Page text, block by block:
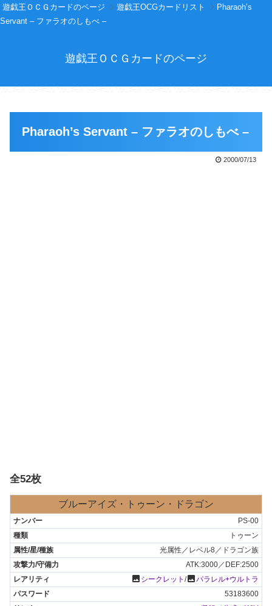
遊戯王ＯＣＧカードのページ 遊戯王OCGカードリスト
Pharaoh’s
Servant – ファラオのしもべ –
遊戯王ＯＣＧカードのページ
Pharaoh’s Servant – ファラオのしもべ –
2000/07/13
全52枚
ブルーアイズ・トゥーン・ドラゴン
PS-00
トゥーン
光属性／レベル8／ドラゴン族
ATK:3000／DEF:2500
photo シークレット /photoパラレル+ウルトラ
53183600